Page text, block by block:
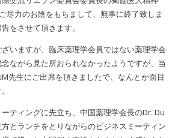
力のお陰をもちまして、無事に終了致しま
をさせて頂きます。
いますが、臨床薬理学会員ではない薬理学会
ながら見た所おられなかったようですが、当
先生にご出席を頂きましたで、なんとか面目
ティングに先立ち、中国薬理学会長のDr. Du
とランチをとりながらのビジネスミーティン